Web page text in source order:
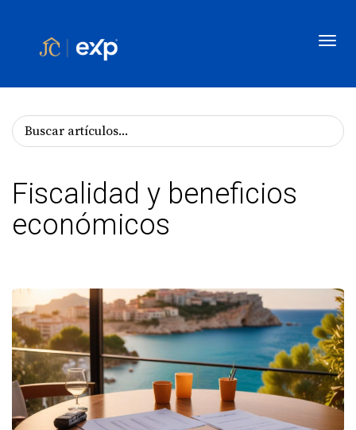
Fiscalidad y beneficios
económicos